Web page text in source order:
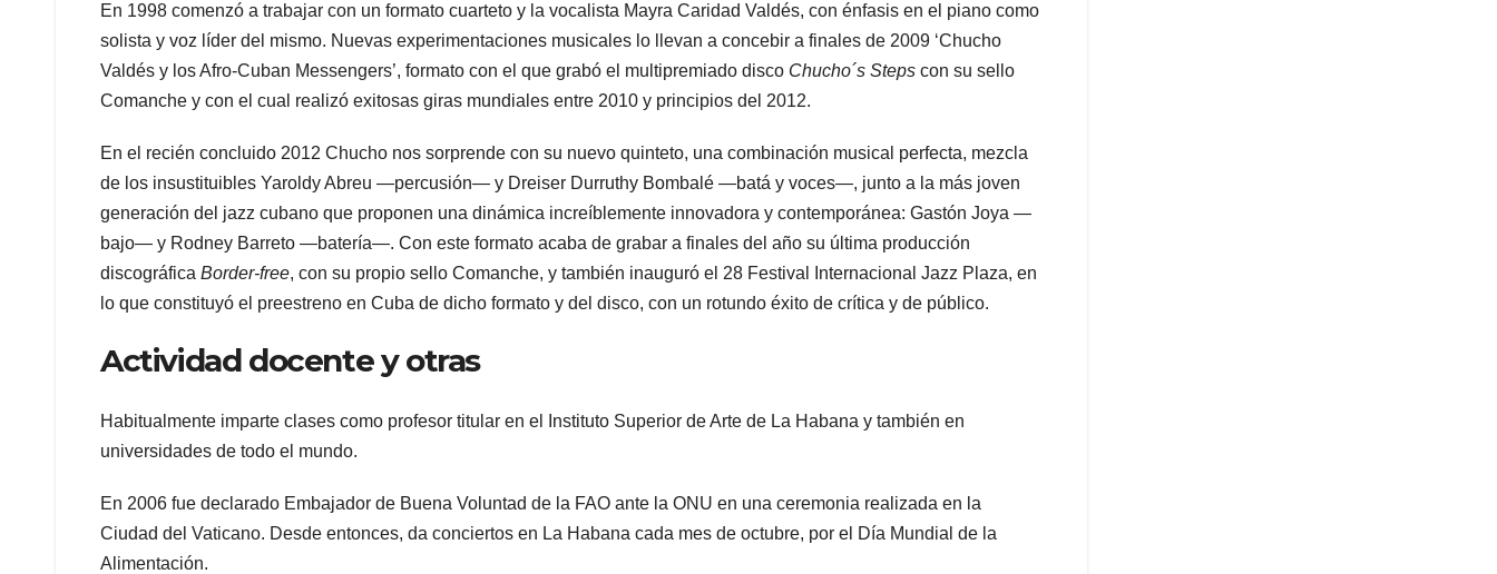
En 1998 comenzó a trabajar con un formato cuarteto y la vocalista Mayra Caridad Valdés, con énfasis en el piano como
solista y voz líder del mismo. Nuevas experimentaciones musicales lo llevan a concebir a finales de 2009 ‘Chucho
Valdés y los Afro-Cuban Messengers’, formato con el que grabó el multipremiado disco Chucho´s Steps con su sello
Comanche y con el cual realizó exitosas giras mundiales entre 2010 y principios del 2012.
En el recién concluido 2012 Chucho nos sorprende con su nuevo quinteto, una combinación musical perfecta, mezcla
de los insustituibles Yaroldy Abreu —percusión— y Dreiser Durruthy Bombalé —batá y voces—, junto a la más joven
generación del jazz cubano que proponen una dinámica increíblemente innovadora y contemporánea: Gastón Joya —
bajo— y Rodney Barreto —batería—. Con este formato acaba de grabar a finales del año su última producción
discográfica Border-free, con su propio sello Comanche, y también inauguró el 28 Festival Internacional Jazz Plaza, en
lo que constituyó el preestreno en Cuba de dicho formato y del disco, con un rotundo éxito de crítica y de público.
Actividad docente y otras
Habitualmente imparte clases como profesor titular en el Instituto Superior de Arte de La Habana y también en
universidades de todo el mundo.
En 2006 fue declarado Embajador de Buena Voluntad de la FAO ante la ONU en una ceremonia realizada en la
Ciudad del Vaticano. Desde entonces, da conciertos en La Habana cada mes de octubre, por el Día Mundial de la
Alimentación.